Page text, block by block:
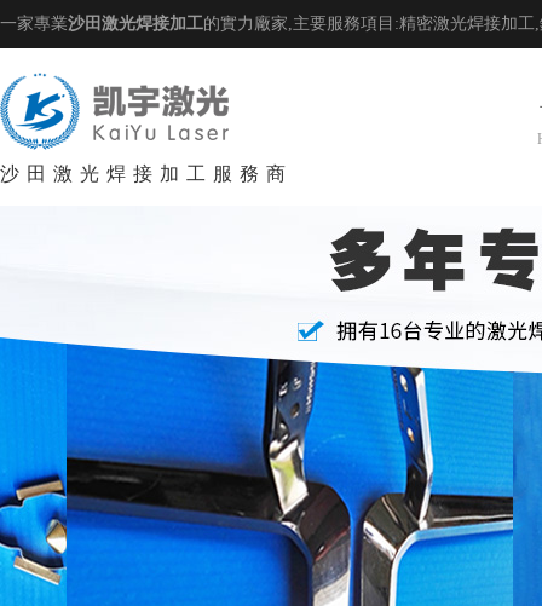
一家專業沙田激光焊接加工的實力廠家,主要服務項目:精密激光焊接加
沙田激光焊接加工服務商